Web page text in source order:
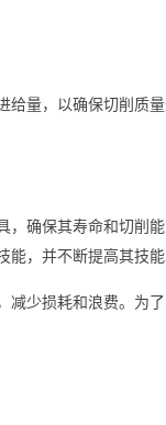
量，以确保切削质
确保其寿命和切削
，并不断提高其技能
少损耗和浪费。为